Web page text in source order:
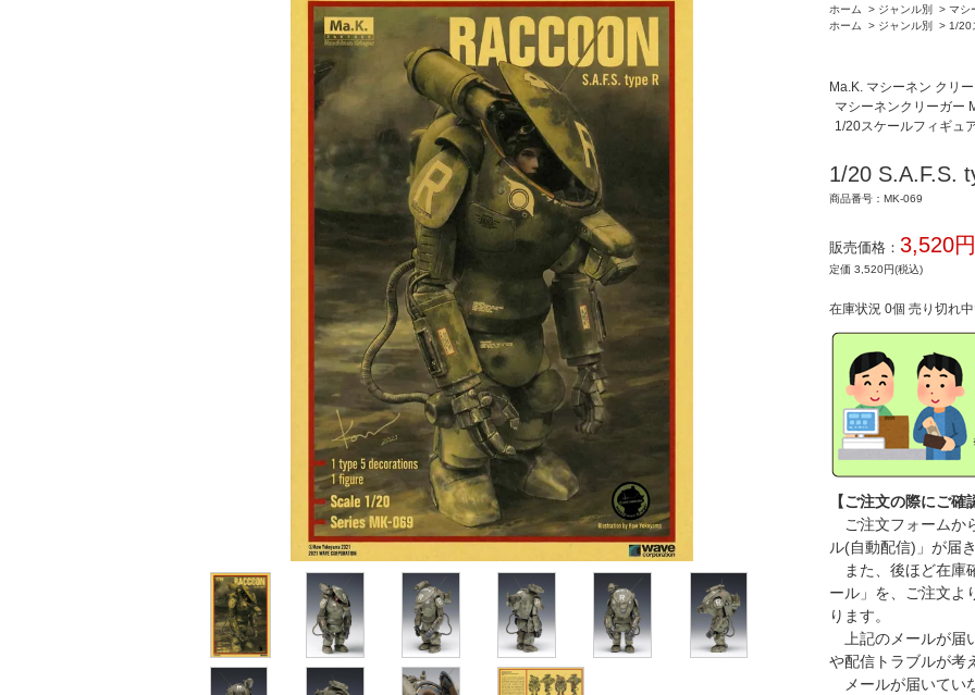
ホーム
> ジャンル別 > マシ
ホーム
> ジャンル別 > 1/20
Ma.K. マシーネン クリ
マシーネンクリーガー
1/20スケールフィギュ
1/20 S.A.F.S.
商品番号：MK-069
販売価格： 3,520
定価 3,520円(税込)
在庫状況 0個 売り切れ
【ご注文の際にご確
ご注文フォームか
ル(自動配信)」が届き
また、後ほど在庫
ール」を、ご注文よ
ります。
上記のメールが届
や配信トラブルが考
メールが届いてい